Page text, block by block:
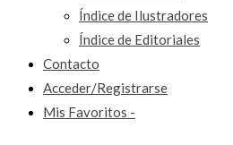
Índice de Ilustradores
Índice de Editoriales
Contacto
Acceder/Registrarse
Mis Favoritos -